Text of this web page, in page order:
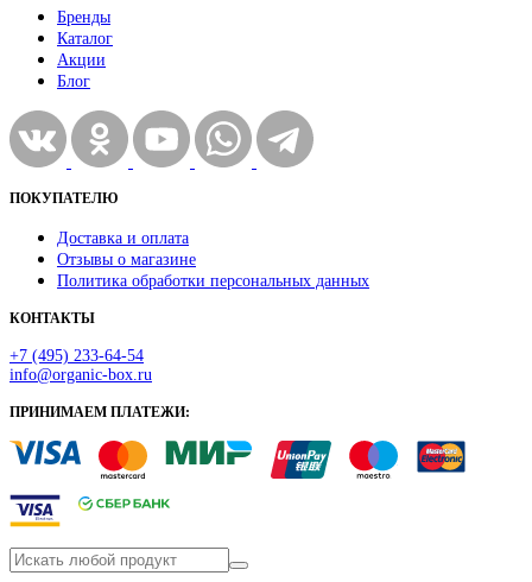
Бренды
Каталог
Акции
Блог
ПОКУПАТЕЛЮ
Доставка и оплата
Отзывы о магазине
Политика обработки персональных данных
КОНТАКТЫ
+7 (495) 233-64-54
info@organic-box.ru
ПРИНИМАЕМ ПЛАТЕЖИ: